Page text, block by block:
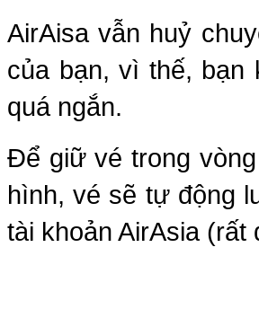
AirAisa vẫn huỷ
của bạn, vì thế, bạn
quá ngắn.
Để giữ vé trong
hình, vé sẽ tự động
tài khoản AirAsia